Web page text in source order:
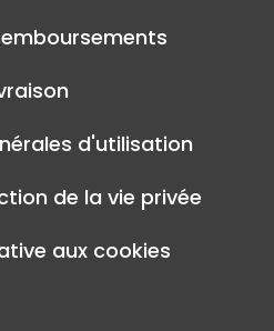
d'utilisation
de la vie privée
aux cookies